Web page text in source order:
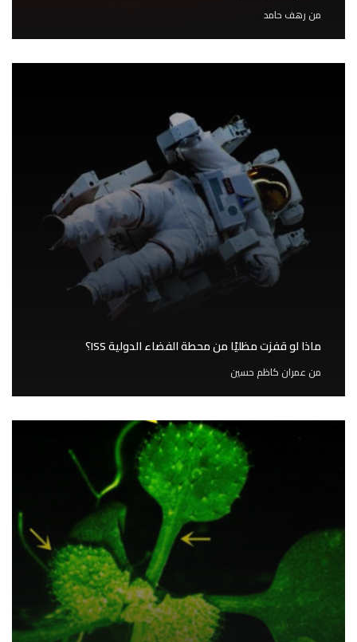
من رهف حامد
ماذا لو قفزت مظليًا من محطة الفضاء الدولية ISS؟
من عمران كاظم حسين